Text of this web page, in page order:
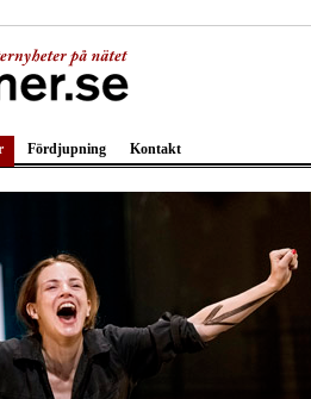
Fördjupning Kontakt